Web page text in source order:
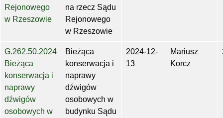
Rejonowego
w Rzeszowie
na rzecz Sądu
Rejonowego
w Rzeszowie
G.262.50.2024
Bieżąca
konserwacja i
naprawy
dźwigów
osobowych w
Bieżąca
konserwacja i
naprawy
dźwigów
osobowych w
budynku Sądu
2024-12-
13
Mariusz
Korcz